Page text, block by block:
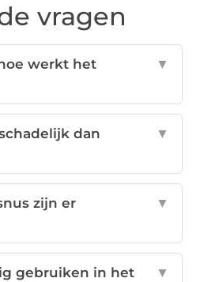
vragen
werkt het
▼
dan
▼
zijn er
▼
gebruiken in het
▼